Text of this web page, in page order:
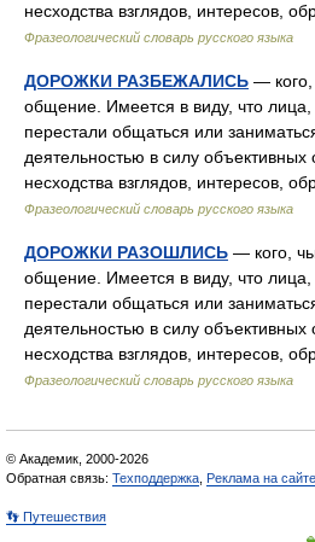
несходства взглядов, интересов,
Фразеологический словарь русского языка
ДОРОЖКИ РАЗБЕЖАЛИСЬ — кого,
общение. Имеется в виду, что
перестали общаться или
деятельностью в силу объективных
несходства взглядов, интересов,
Фразеологический словарь русского языка
ДОРОЖКИ РАЗОШЛИСЬ — кого,
общение. Имеется в виду, что
перестали общаться или
деятельностью в силу объективных
несходства взглядов, интересов,
Фразеологический словарь русского языка
© Академик, 2000-2026
Обратная связь: Техподдержка Реклама на сайте
👣 Путешествия